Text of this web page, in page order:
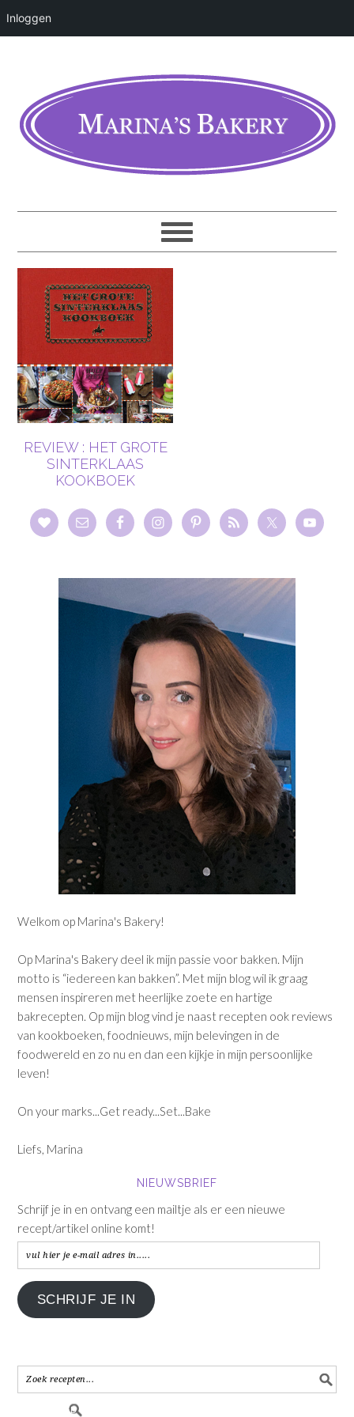
Inloggen
REVIEW : HET GROTE
SINTERKLAAS
KOOKBOEK
Welkom op Marina's Bakery!
Op Marina's Bakery deel ik mijn passie voor bakken. Mijn
motto is “iedereen kan bakken”. Met mijn blog wil ik graag
mensen inspireren met heerlijke zoete en hartige
bakrecepten. Op mijn blog vind je naast recepten ook reviews
van kookboeken, foodnieuws, mijn belevingen in de
foodwereld en zo nu en dan een kijkje in mijn persoonlijke
leven!
On your marks...Get ready...Set...Bake
Liefs, Marina
NIEUWSBRIEF
Schrijf je in en ontvang een mailtje als er een nieuwe
recept/artikel online komt!
vul
hier
je
e-
in.....
SCHRIJF JE IN